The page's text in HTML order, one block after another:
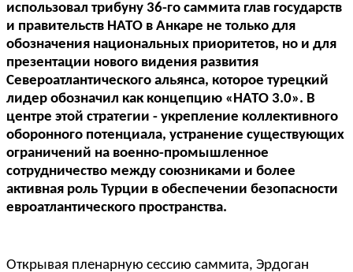
использовал трибуну 36-го саммита глав государств
и правительств НАТО в Анкаре не только для
обозначения национальных приоритетов, но и для
презентации нового видения развития
Североатлантического альянса, которое турецкий
лидер обозначил как концепцию «НАТО 3.0». В
центре этой стратегии - укрепление коллективного
оборонного потенциала, устранение существующих
ограничений на военно-промышленное
сотрудничество между союзниками и более
активная роль Турции в обеспечении безопасности
евроатлантического пространства.
Открывая пленарную сессию саммита, Эрдоган